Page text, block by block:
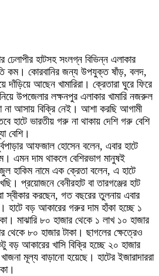
ঢেলাপীর হাটসহ সংলগ্ন বিভিন্ন এলাকার
কম। কোরবানির জন্য উপযুক্ত ষাঁড়, বলদ,
দাঁড়িয়ে আছেন খামারিরা। ক্রেতারা ঘুরে ফিরে
উপজেলার লক্ষনপুর এলাকার খামারি নজরুল
না আসায় বিক্রি নেই। আশা করছি আগামী
হাটে ভারতীয় গরু না থাকায় দেশি গরু বেশি
বেশি।
আফজাল হোসেন বলেন, এবার হাটে
এমন দাম থাকলে বেশিরভাগ মানুষই
হাকিম নামে এক ক্রেতা বলেন, এ হাটে
প্রয়োজনে বেনীরহাট বা তারগঞ্জের হাট
স্বীকার করছেন, গত বছরের তুলনায় এবার
হাটে বড় আকারের গরুর দাম হাঁকা হচ্ছে ১
মাঝারি ৮০ হাজার থেকে ১ লাখ ১০ হাজার
৮০ হাজার টাকা। ছাগলের ক্ষেত্রেও
আকারের খাসি বিক্রি হচ্ছে ২০ হাজার
মূল্য বাড়ানো হয়েছে। হাটের ইজারাদাররা